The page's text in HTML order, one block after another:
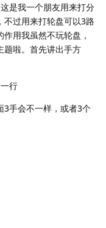
是我一个朋友用来打分
不过用来打轮盘可以3路
用我虽然不玩轮盘，
题啦。首先讲出手方
行
3手会不一样，或者3个